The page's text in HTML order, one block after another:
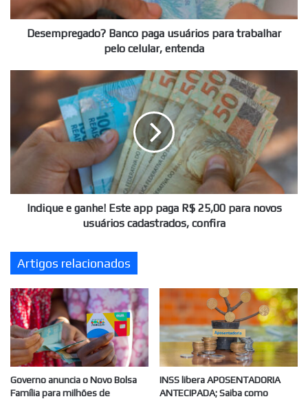
celular,
entenda
Desempregado? Banco paga usuários para trabalhar
pelo celular, entenda
Indique
ganhe!
paga
para
novos
confira
Indique e ganhe! Este app paga R$ 25,00 para novos
usuários cadastrados, confira
Artigos relacionados
Governo anuncia o Novo Bolsa
Família para milhões de
INSS libera APOSENTADORIA
ANTECIPADA; Saiba como